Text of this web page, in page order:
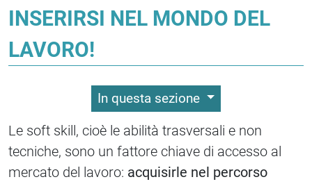
INSERIRSI NEL MONDO DEL
LAVORO!
In questa sezione
Le soft skill, cioè le abilità trasversali e non
tecniche, sono un fattore chiave di accesso al
mercato del lavoro: acquisirle nel percorso